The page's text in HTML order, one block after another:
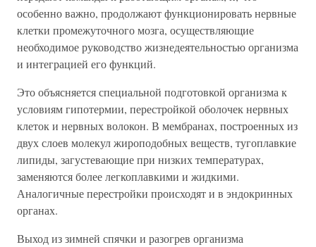
особенно важно, продолжают функционировать нервные
клетки промежуточного мозга, осуществляющие
необходимое руководство жизнедеятельностью организма
и интеграцией его функций.
Это объясняется специальной подготовкой организма к
условиям гипотермии, перестройкой оболочек нервных
клеток и нервных волокон. В мембранах, построенных из
двух слоев молекул жироподобных веществ, тугоплавкие
липиды, загустевающие при низких температурах,
заменяются более легкоплавкими и жидкими.
Аналогичные перестройки происходят и в эндокринных
органах.
Выход из зимней спячки и разогрев организма